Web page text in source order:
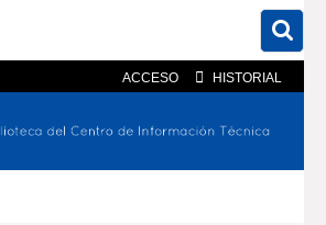
ACCESO HISTORIAL
En el catálogo En el sitio